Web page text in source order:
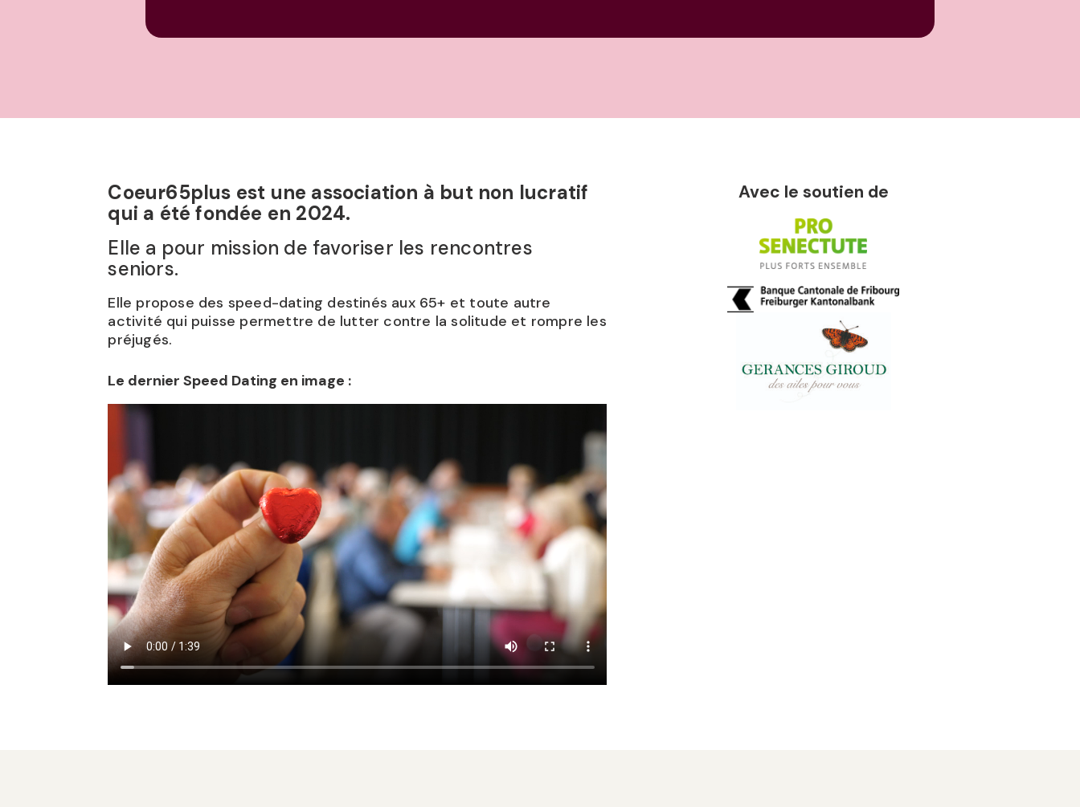
Coeur65plus est une association à but non lucratif
qui a été fondée en 2024.
Elle a pour mission de favoriser les rencontres
seniors.
Elle propose des speed-dating destinés aux 65+ et toute autre
activité qui puisse permettre de lutter contre la solitude et rompre les
préjugés.
Le dernier Speed Dating en image :
Avec le soutien de